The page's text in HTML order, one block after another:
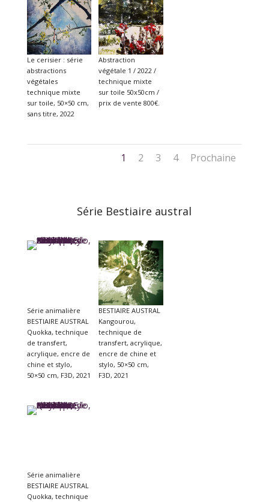
Le cerisier : série
abstractions
végétales
technique mixte
sur toile, 50×50 cm,
sans titre, 2022
Abstraction
végétale 1 / 2022 /
technique mixte
sur toile 50x50cm /
prix de vente 800€.
1 2 3 4 Prochaine
Série Bestiaire austral
Série animalière
BESTIAIRE AUSTRAL
Quokka, technique
de transfert,
acrylique, encre de
chine et stylo,
50×50 cm, F3D, 2021
BESTIAIRE AUSTRAL
Kangourou,
technique de
transfert, acrylique,
encre de chine et
stylo, 50×50 cm,
F3D, 2021
Série animalière
BESTIAIRE AUSTRAL
Quokka, technique